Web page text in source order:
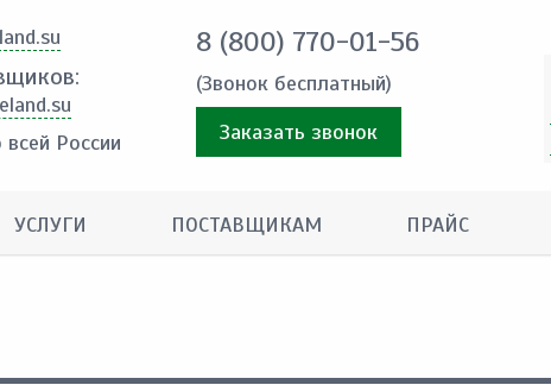
России
8 (800) 770-01-56
(Звонок бесплатный)
Заказать звонок
УСЛУГИ ПОСТАВЩИКАМ ПРАЙС